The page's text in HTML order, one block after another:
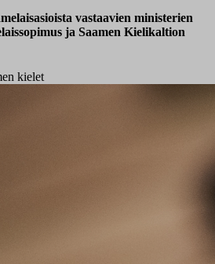
vastaavien ministerien
ja Saamen Kielikaltion
kielet